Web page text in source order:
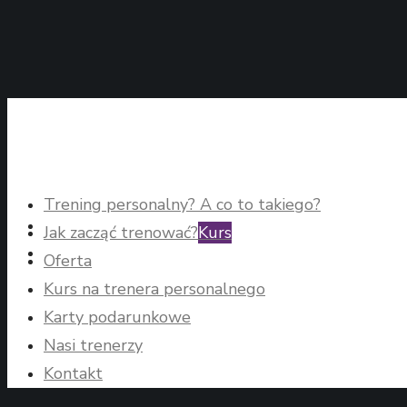
Trening personalny? A co to takiego?
Jak zacząć trenować?Kurs
Oferta
Kurs na trenera personalnego
Karty podarunkowe
Nasi trenerzy
Kontakt